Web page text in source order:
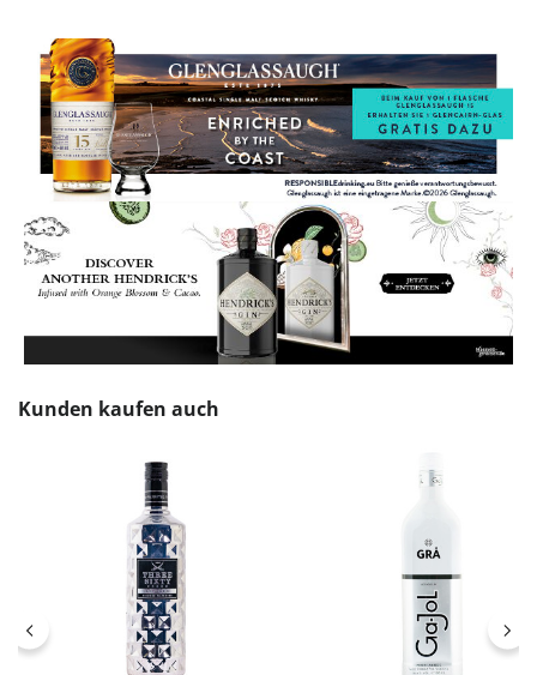
Produktgalerie überspringen
Kunden kaufen auch